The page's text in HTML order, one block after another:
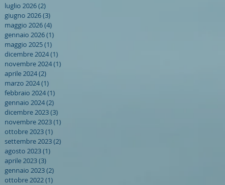
luglio 2026(2)
giugno 2026(3)
maggio 2026(4)
gennaio 2026(1)
maggio 2025(1)
dicembre 2024(1)
novembre 2024(1)
aprile 2024(2)
marzo 2024(1)
febbraio 2024(1)
gennaio 2024(2)
dicembre 2023(3)
novembre 2023(1)
ottobre 2023(1)
settembre 2023(2)
agosto 2023(1)
aprile 2023(3)
gennaio 2023(2)
ottobre 2022(1)